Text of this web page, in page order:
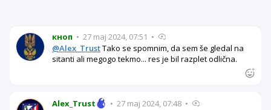
кноп • 27 maj 2024, 07:51 •
@Alex_TrustTako se spomnim, da sem še gledal na
sitanti ali megogo tekmo... res je bil razplet odlična.
Alex_Trust • 27 maj 2024, 07:48 •